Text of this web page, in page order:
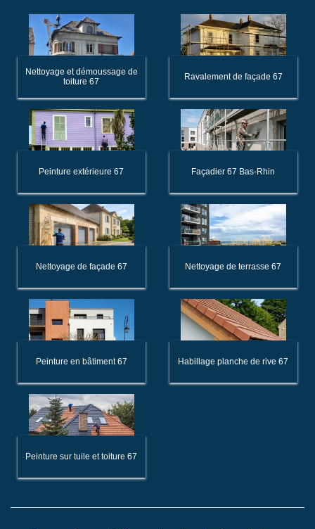
Nettoyage et démoussage de
toiture 67
Ravalement de façade 67
Peinture extérieure 67 Façadier 67 Bas-Rhin
Nettoyage de façade 67 Nettoyage de terrasse 67
Peinture en bâtiment 67 Habillage planche de rive 67
Peinture sur tuile et toiture 67